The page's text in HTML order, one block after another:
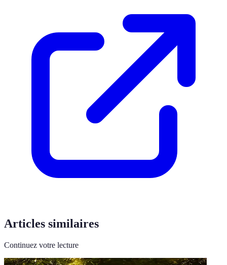
Articles similaires
Continuez votre lecture